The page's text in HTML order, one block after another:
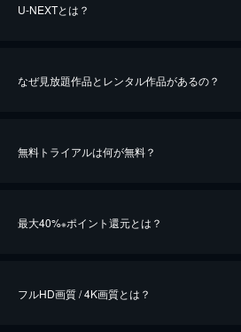
U-NEXTとは？
なぜ見放題作品とレンタル作品があるの？
無料トライアルは何が無料？
最大40%※ポイント還元とは？
フルHD画質 / 4K画質とは？